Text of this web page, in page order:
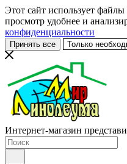
Этот сайт использует
просмотр удобнее и
конфиденциальности
Принять все Только
Интернет-магазин